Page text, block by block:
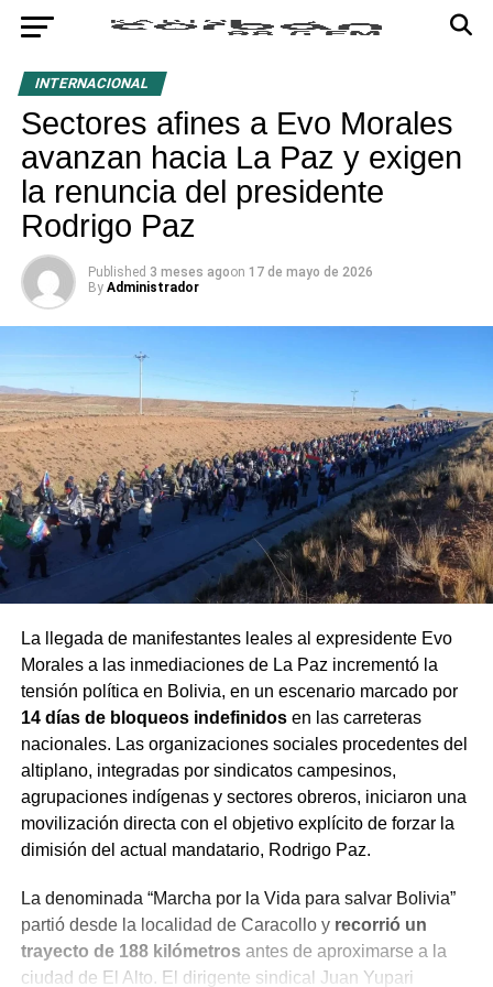
INTERNACIONAL
Sectores afines a Evo Morales
avanzan hacia La Paz y exigen
la renuncia del presidente
Rodrigo Paz
Published 3 meses agoon 17 de mayo de 2026
By Administrador
La llegada de manifestantes leales al expresidente Evo
Morales a las inmediaciones de La Paz incrementó la
tensión política en Bolivia, en un escenario marcado por
14 días de bloqueos indefinidosen las carreteras
nacionales. Las organizaciones sociales procedentes del
altiplano, integradas por sindicatos campesinos,
agrupaciones indígenas y sectores obreros, iniciaron una
movilización directa con el objetivo explícito de forzar la
dimisión del actual mandatario, Rodrigo Paz.
La denominada “Marcha por la Vida para salvar Bolivia”
partió desde la localidad de Caracollo y recorrió un
trayecto de 188 kilómetros antes de aproximarse a la
ciudad de El Alto. El dirigente sindical Juan Yupari